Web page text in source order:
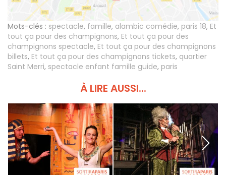
Mots-clés : spectacle, famille, alambic comédie, paris 18, Et
tout ça pour des champignons, Et tout ça pour des
champignons spectacle, Et tout ça pour des champignons
billets, Et tout ça pour des champignons tickets, quartier
Saint Merri, spectacle enfant famille guide, paris
À LIRE AUSSI...